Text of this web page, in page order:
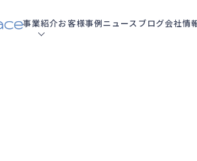
事業紹介お客様事例ニュース ブログ会社情